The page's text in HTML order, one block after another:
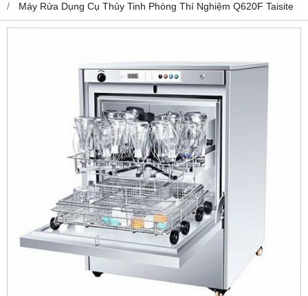
Máy Rửa Dụng Cụ Thủy Tinh Phòng Thí Nghiệm Q620F Taisite